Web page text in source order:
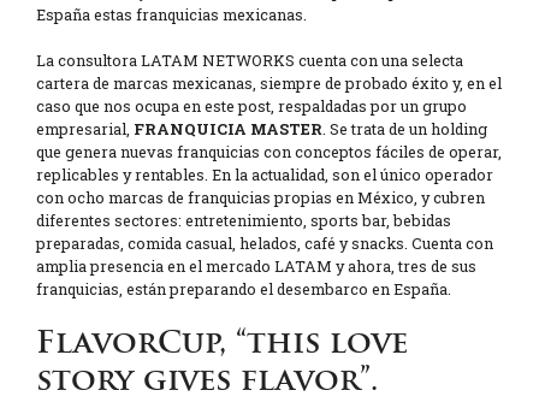
España estas franquicias mexicanas.
La consultora LATAM NETWORKS cuenta con una selecta
cartera de marcas mexicanas, siempre de probado éxito y, en el
caso que nos ocupa en este post, respaldadas por un grupo
empresarial, FRANQUICIA MASTER . Se trata de un holding
que genera nuevas franquicias con conceptos fáciles de operar,
replicables y rentables. En la actualidad, son el único operador
con ocho marcas de franquicias propias en México, y cubren
diferentes sectores: entretenimiento, sports bar, bebidas
preparadas, comida casual, helados, café y snacks. Cuenta con
amplia presencia en el mercado LATAM y ahora, tres de sus
franquicias, están preparando el desembarco en España.
FlavorCup, “this love
story gives flavor”.